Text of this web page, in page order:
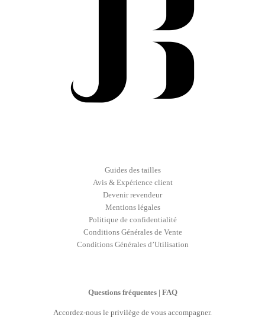
Guides des tailles
Avis & Expérience client
Devenir revendeur
Mentions légales
Politique de confidentialité
Conditions Générales de Vente
Conditions Générales d’Utilisation
Questions fréquentes | FAQ
Accordez-nous le privilège de vous accompagner.